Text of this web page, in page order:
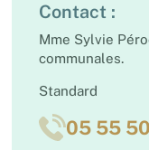
Contact :
Mme Sylvie
communales.
Standard
05 55